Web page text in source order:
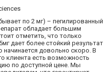
по 2 мг) – пегилированный
обладает большим
отметить, что только
дает более стойкий результат
начинается довольно скоро. В
клиента есть возможность
по доступной цене. Мы